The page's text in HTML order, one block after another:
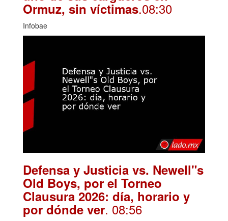
Ormuz, sin víctimas.08:30
Infobae
Defensa y Justicia vs. Newell"s
Old Boys, por el Torneo
Clausura 2026: día, horario y
por dónde ver. 08:56